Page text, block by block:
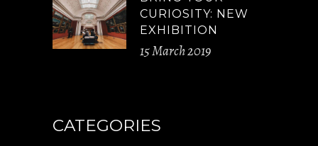
CURIOSITY: NEW
EXHIBITION
15 March 2019
CATEGORIES